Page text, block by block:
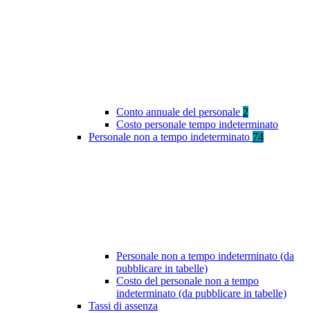
Conto annuale del personale 2
Costo personale tempo indeterminato
Personale non a tempo indeterminato 74
Personale non a tempo indeterminato (da
pubblicare in tabelle)
Costo del personale non a tempo
indeterminato (da pubblicare in tabelle)
Tassi di assenza